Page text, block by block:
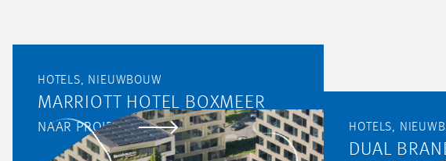
HOTELS, NIEUWBOUW
MARRIOTT HOTEL BOXMEER
NAAR PROJECT HOTELS,
DUAL